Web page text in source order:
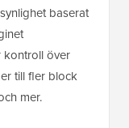
baserat
kontroll över
till fler block
mer.